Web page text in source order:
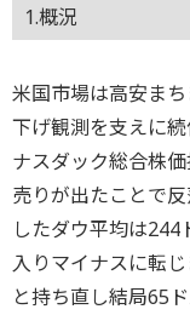
1.概況
米国市場は高安ま
下げ観測を支えに
ナスダック総合株
売りが出たことで
したダウ平均は
入りマイナスに転
と持ち直し結局65